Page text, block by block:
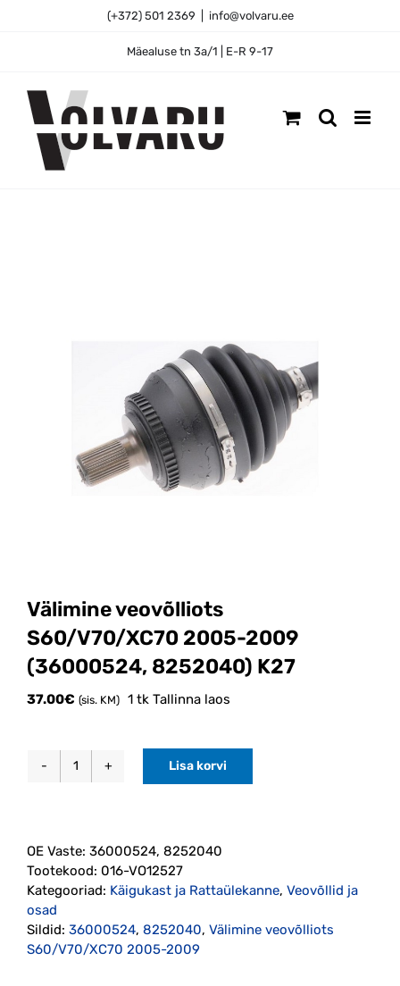
(+372) 501 2369 info@volvaru.ee
Mäealuse tn 3a/1 | E-R 9-17
Välimine veovõlliots
S60/V70/XC70 2005-2009
(36000524, 8252040) K27
37.00€ (sis. KM) 1 tk Tallinna laos
Välimine
2009
(36000524,
8252040)
kogus
Lisa korvi
OE Vaste: 36000524, 8252040
Tootekood: 016-VO12527
Kategooriad: Käigukast ja Rattaülekanne, Veovõllid ja
osad
Sildid: 36000524, 8252040, Välimine veovõlliots
S60/V70/XC70 2005-2009